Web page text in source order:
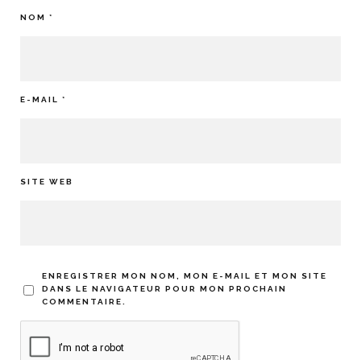
NOM *
E-MAIL *
SITE WEB
ENREGISTRER MON NOM, MON E-MAIL ET MON SITE
DANS LE NAVIGATEUR POUR MON PROCHAIN
COMMENTAIRE.